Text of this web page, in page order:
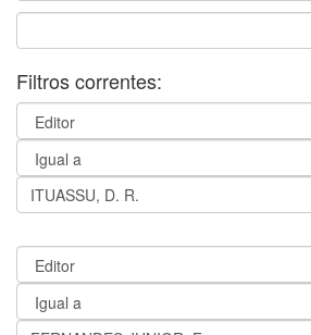
Filtros correntes: